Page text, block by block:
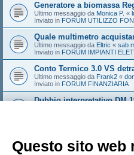
Generatore a biomassa
Ultimo messaggio da Monica P. «
Inviato in FORUM UTILIZZO
Quale multimetro
Ultimo messaggio da Eltric « sab
Inviato in FORUM IMPIANTI
Conto Termico 3.0 VS
Ultimo messaggio da Frank2 «
Inviato in FORUM FINANZIARIA
Dubbio interpretativo DM
Ultimo messaggio da Sandeman
Inviato inFORUM ANTINCENDIO
Questo sito web